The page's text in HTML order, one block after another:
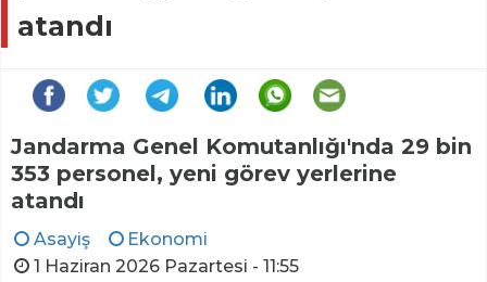
atandı
Jandarma Genel Komutanlığı'nda 29 bin
353 personel, yeni görev yerlerine
atandı
Asayiş
Ekonomi
1 Haziran 2026 Pazartesi - 11:55